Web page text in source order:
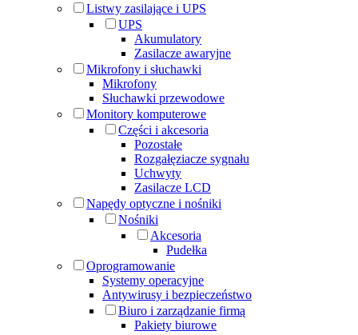
Listwy zasilające i UPS
UPS
Akumulatory
Zasilacze awaryjne
Mikrofony i słuchawki
Mikrofony
Słuchawki przewodowe
Monitory komputerowe
Części i akcesoria
Pozostałe
Rozgałęziacze sygnału
Uchwyty
Zasilacze LCD
Napędy optyczne i nośniki
Nośniki
Akcesoria
Pudełka
Oprogramowanie
Systemy operacyjne
Antywirusy i bezpieczeństwo
Biuro i zarządzanie firmą
Pakiety biurowe